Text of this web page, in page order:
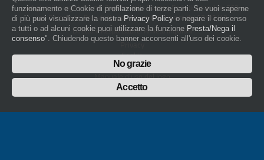
artigiani.it è registrato nel Registro della Stampa Periodica con il nr. 562
con Decreto del Presidente del Tribunale di Novara del 07/03/13
Direttore Responsabile: Amleto Impaloni
Privacy
Cookie
Whistleblowing
Manuale d'uso del logo
Policy sulla Parità di genere
funzionamento e Cookie di profilazione di terze parti. Se vuoi saperne
di più puoi visualizzare la nostra Privacy Policy o negare il consenso
a tutti o ad alcuni cookie puoi utilizzare la funzione Presta/Nega il
consenso". Chiudendo questo banner acconsenti all'uso dei cookie.
No grazie
Accetto